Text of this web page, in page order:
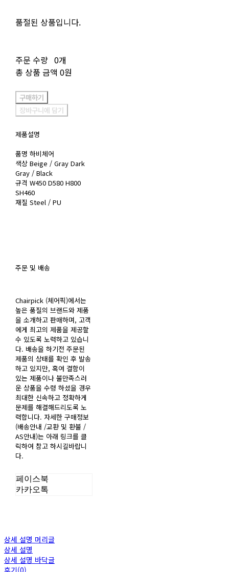
품절된 상품입니다.
주문 수량 0개
총 상품 금액 0원
구매하기
장바구니에 담기
제품설명
품명 하비체어
색상 Beige / Gray Dark
Gray / Black
규격 W450 D580 H800
SH460
재질 Steel / PU
주문 및 배송
Chairpick (체어픽)에서는
높은 품질의 브랜드와 제품
을 소개하고 판매하며, 고객
에게 최고의 제품을 제공할
수 있도록 노력하고 있습니
다. 배송을 하기전 주문된
제품의 상태를 확인 후 발송
하고 있지만, 혹여 결함이
있는 제품이나 불만족스러
운 상품을 수령 하셨을 경우
최대한 신속하고 정확하게
문제를 해결해드리도록 노
력합니다. 자세한 구매정보
(배송안내 /교환 및 환불 /
AS안내)는 아래 링크를 클
릭하여 참고 하시길바랍니
다.
페이스북
카카오톡
상세 설명 머리글
상세 설명
상세 설명 바닥글